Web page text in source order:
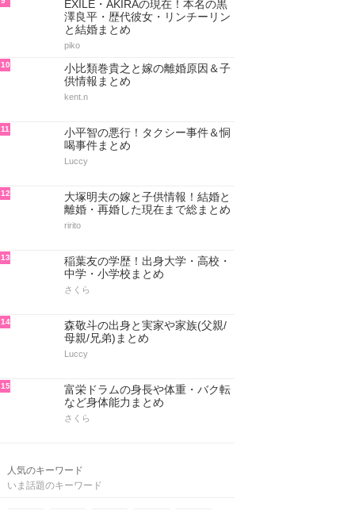
EXILE・AKIRAの現在！本名の黒
澤良平・歴代彼女・リンチーリン
と結婚まとめ
piko
10
小比類巻貴之と嫁の離婚原因＆子
供情報まとめ
kent.n
11
小平智の悪行！タクシー事件＆恫
喝事件まとめ
Luccy
12
大塚明夫の嫁と子供情報！結婚と
離婚・再婚した現在まで総まとめ
ririto
13
稲葉友の学歴！出身大学・高校・
中学・小学校まとめ
さくら
14
森敬斗の出身と実家や家族(父親/
母親/兄弟)まとめ
Luccy
15
富栄ドラムの身長や体重・バク転
など身体能力まとめ
さくら
人気のキーワード
いま話題のキーワード